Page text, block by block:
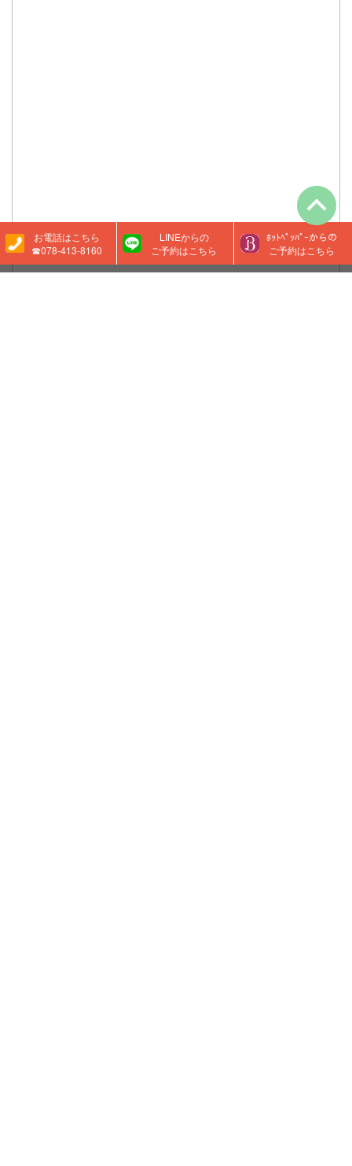
お電話はこちら
☎078-413-8160
LINEからの
ご予約はこちら
ﾎｯﾄﾍﾟｯﾊﾟｰからの
ご予約はこちら